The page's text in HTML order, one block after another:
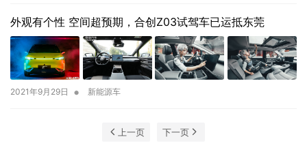
外观有个性 空间超预期，合创Z03试驾车已运抵东莞
2021年9月29日 • 新能源车
上一页 下一页